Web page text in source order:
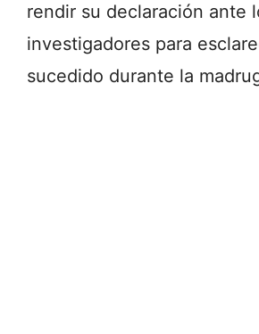
rendir su declaración ante
investigadores para
sucedido durante la